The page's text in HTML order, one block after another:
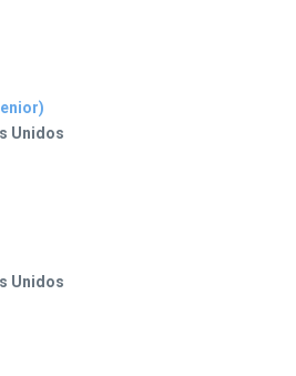
Unidos
Unidos